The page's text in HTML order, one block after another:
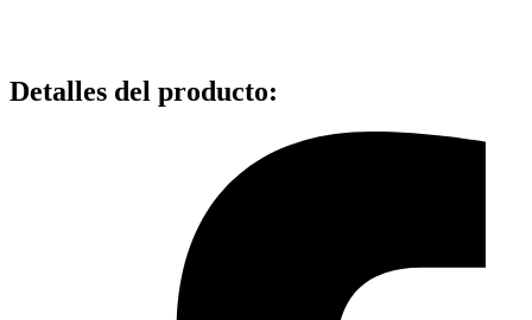
Detalles del producto: